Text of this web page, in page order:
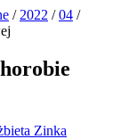
/ 2022 /04 /
Zinka